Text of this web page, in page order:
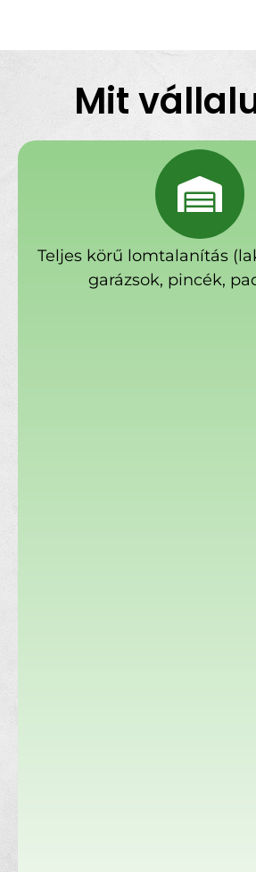
Mit
Teljes körű lomtalanítás
garázsok, pincék,